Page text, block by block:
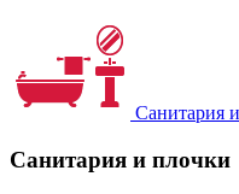
Санитария
Санитария и плочки